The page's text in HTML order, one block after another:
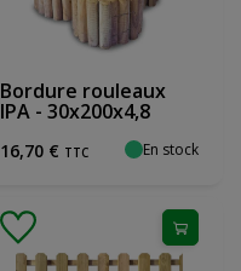
Bordure rouleaux
IPA - 30x200x4,8
16,70 € TTC En stock